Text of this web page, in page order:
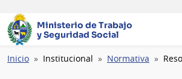
Ministerio de Trabajo
y Seguridad Social
Ruta
Inicio Institucional Normativa